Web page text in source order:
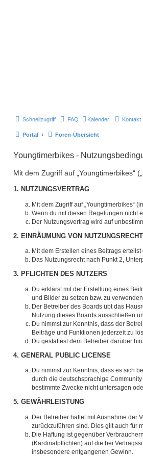
Schnellzugriff FAQ Kalender Kontakt
Portal Foren-Übersicht
Youngtimerbikes -
Mit dem Zugriff auf „Youngtimerbikes“
1. NUTZUNGSVERTRAG
Mit dem Zugriff auf „Youngtimerbikes“
Wenn du mit diesen Regelungen nicht
Der Nutzungsvertrag wird auf
2. EINRÄUMUNG VON
Mit dem Erstellen eines Beitrags
Das Nutzungsrecht nach Punkt 2,
3. PFLICHTEN DES NUTZERS
Du erklärst mit der Erstellung eines
und Bilder zu setzen bzw. zu verwenden.
Der Betreiber des Boards übt das
Nutzung dieses Boards ausschließen
Du nimmst zur Kenntnis, dass der
Beiträge und Funktionen jederzeit zu
Du gestattest dem Betreiber darüber
4. GENERAL PUBLIC LICENSE
Du nimmst zur Kenntnis, dass es sich
durch die deutschsprachige
bestimmte Zwecke nicht untersagen
5. GEWÄHRLEISTUNG
Der Betreiber haftet mit Ausnahme der
zurückzuführen sind. Dies gilt auch für
Die Haftung ist gegenüber
(Kardinalpflichten) auf die bei
insbesondere entgangenen Gewinn.